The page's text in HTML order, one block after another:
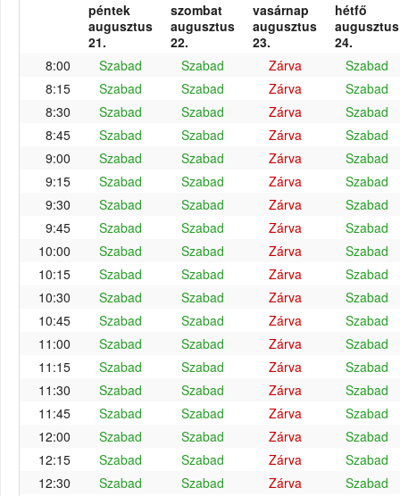
péntek
augusztus
21.
szombat
augusztus
22.
vasárnap
augusztus
23.
hétfő
augusztus
24.
8:00
Szabad Szabad Zárva
Szabad
8:15
Szabad Szabad Zárva
Szabad
8:30
Szabad Szabad Zárva
Szabad
8:45
Szabad Szabad Zárva
Szabad
9:00
Szabad Szabad Zárva
Szabad
9:15
Szabad Szabad Zárva
Szabad
9:30
Szabad Szabad Zárva
Szabad
9:45
Szabad Szabad Zárva
Szabad
10:00
Szabad Szabad Zárva
Szabad
10:15
Szabad Szabad Zárva
Szabad
10:30
Szabad Szabad Zárva
Szabad
10:45
Szabad Szabad Zárva
Szabad
11:00
Szabad Szabad Zárva
Szabad
11:15
Szabad Szabad Zárva
Szabad
11:30
Szabad Szabad Zárva
Szabad
11:45
Szabad Szabad Zárva
Szabad
12:00
Szabad Szabad Zárva
Szabad
12:15
Szabad Szabad Zárva
Szabad
12:30
Szabad Szabad Zárva
Szabad